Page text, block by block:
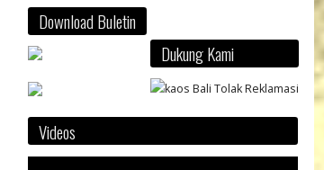
Download Buletin
Dukung Kami
Videos